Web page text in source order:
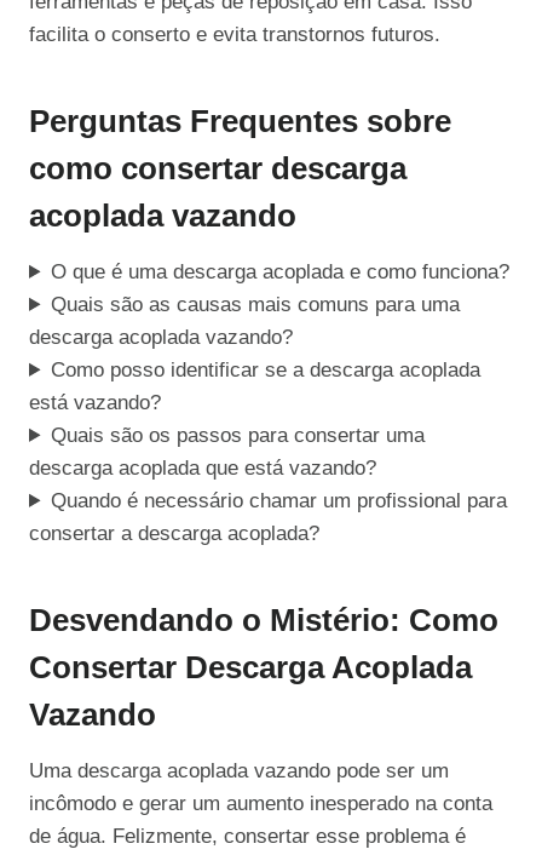
facilita o conserto e evita transtornos futuros.
Perguntas Frequentes sobre
como consertar descarga
acoplada vazando
O que é uma descarga acoplada e como funciona?
Quais são as causas mais comuns para uma
descarga acoplada vazando?
Como posso identificar se a descarga acoplada
está vazando?
Quais são os passos para consertar uma
descarga acoplada que está vazando?
Quando é necessário chamar um profissional para
consertar a descarga acoplada?
Desvendando o Mistério: Como
Consertar Descarga Acoplada
Vazando
Uma descarga acoplada vazando pode ser um
incômodo e gerar um aumento inesperado na conta
de água. Felizmente, consertar esse problema é